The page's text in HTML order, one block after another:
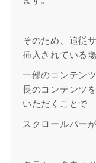
そのため、追従
挿入されている場
一部のコンテン
長のコンテンツ
いただくことで
スクロールバー